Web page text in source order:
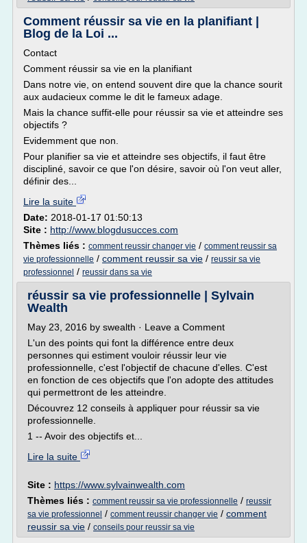
Comment réussir sa vie en la planifiant |
Blog de la Loi ...
Contact
Comment réussir sa vie en la planifiant
Dans notre vie, on entend souvent dire que la chance sourit
aux audacieux comme le dit le fameux adage.
Mais la chance suffit-elle pour réussir sa vie et atteindre ses
objectifs ?
Evidemment que non.
Pour planifier sa vie et atteindre ses objectifs, il faut être
discipliné, savoir ce que l'on désire, savoir où l'on veut aller,
définir des...
Lire la suite
Date: 2018-01-17 01:50:13
Site : http://www.blogdusucces.com
Thèmes liés : comment reussir changer vie / comment reussir sa
vie professionnelle / comment reussir sa vie / reussir sa vie
professionnel / reussir dans sa vie
réussir sa vie professionnelle | Sylvain
Wealth
May 23, 2016 by swealth · Leave a Comment
L'un des points qui font la différence entre deux
personnes qui estiment vouloir réussir leur vie
professionnelle, c'est l'objectif de chacune d'elles. C'est
en fonction de ces objectifs que l'on adopte des attitudes
qui permettront de les atteindre.
Découvrez 12 conseils à appliquer pour réussir sa vie
professionnelle.
1 -- Avoir des objectifs et...
Lire la suite
Site : https://www.sylvainwealth.com
Thèmes liés : comment reussir sa vie professionnelle / reussir
sa vie professionnel / comment reussir changer vie / comment
reussir sa vie / conseils pour reussir sa vie